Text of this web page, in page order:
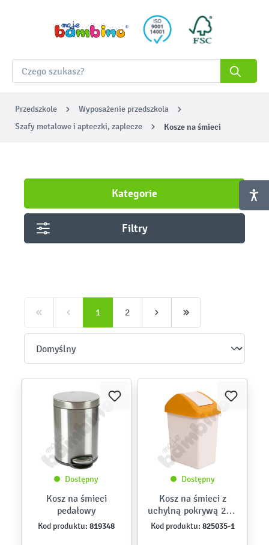
Przedszkole
Wyposażenie przedszkola
Szafy metalowe i apteczki, zaplecze
Kosze na śmieci
Kategorie
Filtry
1 2
Dostępny
Kosz na śmieci
pedałowy
Kod produktu: 819348
Dostępny
Kosz na śmieci z
uchylną pokrywą 25 l,
żółty
Kod produktu: 825035-1